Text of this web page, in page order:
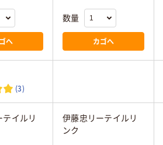
へ
数量
カゴへ
(3)
イルリ
伊藤忠リーテイルリ
ンク